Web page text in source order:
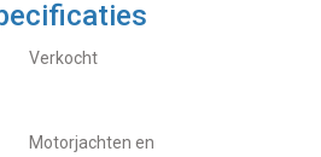
Verkocht
Motorjachten en